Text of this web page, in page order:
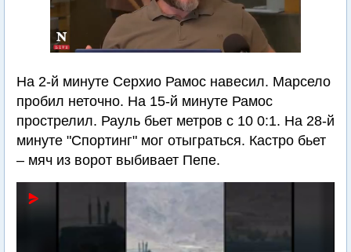
На 2-й минуте Серхио Рамос навесил. Марсело
пробил неточно. На 15-й минуте Рамос
прострелил. Рауль бьет метров с 10 0:1. На 28-й
минуте "Спортинг" мог отыграться. Кастро бьет
– мяч из ворот выбивает Пепе.